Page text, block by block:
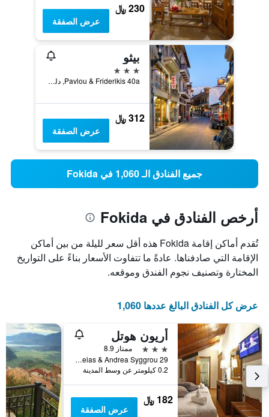
230 ﷼
عرض الصفقة
بيثو
3 نجوم
Pavlou & Friderikis 40a, دلفي, اليونان
312 ﷼
عرض الصفقة
جميع الفنادق الـ 1,060 في Fokida
أرخص الفنادق في Fokida
تُقدم أماكن إقامة Fokida هذه أقل سعر لليلة من بين أماكن
الإقامة التي صادفناها. عادةً ما تتفاوت الأسعار بناءً على التواريخ
المختارة وتصنيف نجوم الفندق وموقعه.
عرض كل الفنادق البالغ عددها 1,060
أريون هوتل
3 نجوم
ممتاز 8.9
Ifigeneias & Andrea Syggrou 29, دلفي, اليونان
0.2 كيلومتر عن وسط المدينة
182 ﷼
عرض الصفقة